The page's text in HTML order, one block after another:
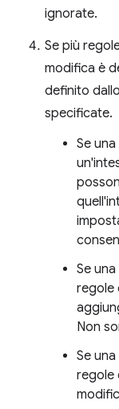
ignorate.
Se più
modifica è
definito
specificate.
Se
Se
regole
Non
Se
regole